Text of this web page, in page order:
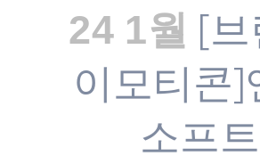
24 1월 [
이모티콘]
소프트